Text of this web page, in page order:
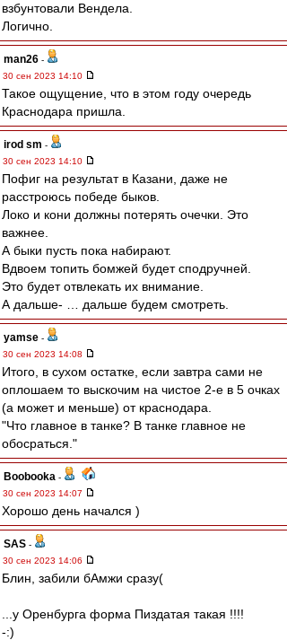
взбунтовали Вендела.
Логично.
man26 -
30 сен 2023 14:10
Такое ощущение, что в этом году очередь
Краснодара пришла.
irod sm -
30 сен 2023 14:10
Пофиг на результат в Казани, даже не
расстроюсь победе быков.
Локо и кони должны потерять очечки. Это
важнее.
А быки пусть пока набирают.
Вдвоем топить бомжей будет сподручней.
Это будет отвлекать их внимание.
А дальше- … дальше будем смотреть.
yamse -
30 сен 2023 14:08
Итого, в сухом остатке, если завтра сами не
оплошаем то выскочим на чистое 2-е в 5 очках
(а может и меньше) от краснодара.
"Что главное в танке? В танке главное не
обосраться."
Boobooka -
30 сен 2023 14:07
Хорошо день начался )
SAS -
30 сен 2023 14:06
Блин, забили бАмжи сразу(
...у Оренбурга форма Пиздатая такая !!!!
-:)